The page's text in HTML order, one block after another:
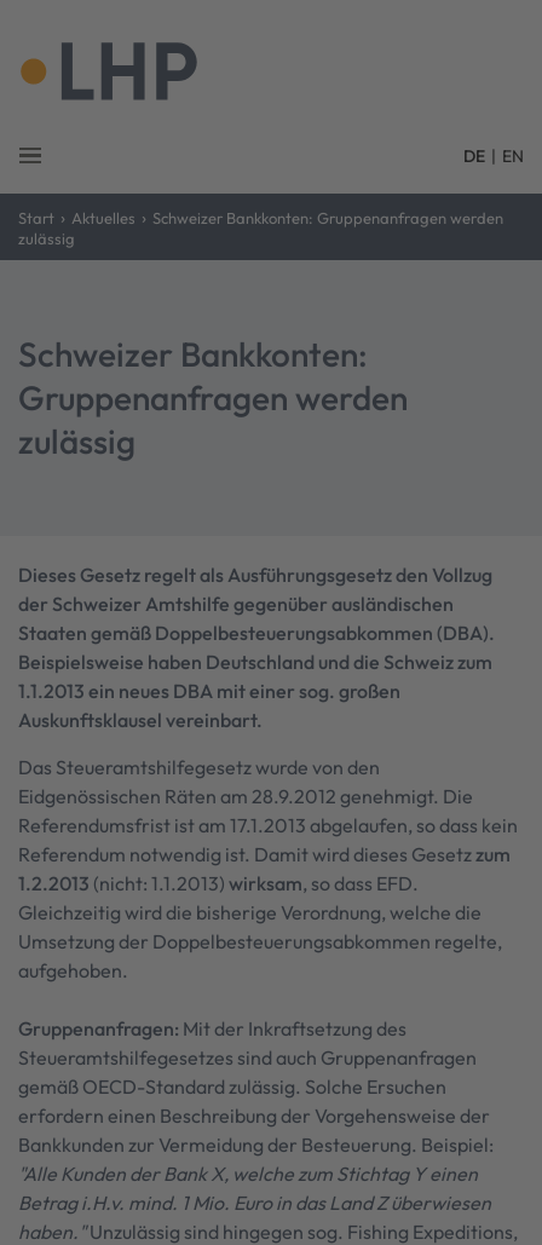
DE | EN
Start › Aktuelles › Schweizer Bankkonten: Gruppenanfragen werden
zulässig
Schweizer Bankkonten:
Gruppenanfragen werden
zulässig
Dieses Gesetz regelt als Ausführungsgesetz den Vollzug
der Schweizer Amtshilfe gegenüber ausländischen
Staaten gemäß Doppelbesteuerungsabkommen (DBA).
Beispielsweise haben Deutschland und die Schweiz zum
1.1.2013 ein neues DBA mit einer sog. großen
Auskunftsklausel vereinbart.
Das Steueramtshilfegesetz wurde von den
Eidgenössischen Räten am 28.9.2012 genehmigt. Die
Referendumsfrist ist am 17.1.2013 abgelaufen, so dass kein
Referendum notwendig ist. Damit wird dieses Gesetzzum
1.2.2013 (nicht: 1.1.2013) wirksam, so dass EFD.
Gleichzeitig wird die bisherige Verordnung, welche die
Umsetzung der Doppelbesteuerungsabkommen regelte,
aufgehoben.
Gruppenanfragen: Mit der Inkraftsetzung des
Steueramtshilfegesetzes sind auch Gruppenanfragen
gemäß OECD-Standard zulässig. Solche Ersuchen
erfordern einen Beschreibung der Vorgehensweise der
Bankkunden zur Vermeidung der Besteuerung. Beispiel:
"Alle Kunden der Bank X, welche zum Stichtag Y einen
Betrag i.H.v. mind. 1 Mio. Euro in das Land Z überwiesen
haben."Unzulässig sind hingegen sog. Fishing Expeditions,